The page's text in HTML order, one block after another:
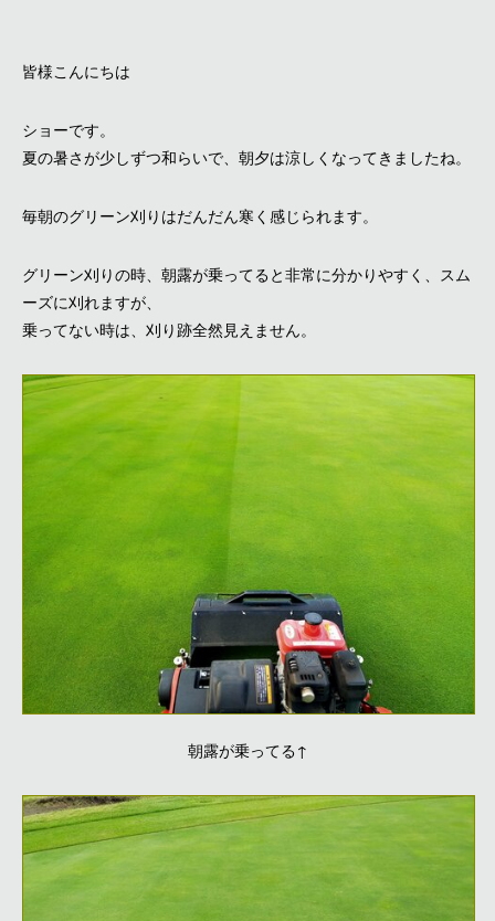
皆様こんにちは
ショーです。
夏の暑さが少しずつ和らいで、朝夕は涼しくなってきましたね。
毎朝のグリーン刈りはだんだん寒く感じられます。
グリーン刈りの時、朝露が乗ってると非常に分かりやすく、スム
ーズに刈れますが、
乗ってない時は、刈り跡全然見えません。
朝露が乗ってる↑